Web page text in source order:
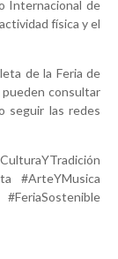
Internacional de
física y el
de la Feria de
consultar
seguir las redes
#ArteYMusica